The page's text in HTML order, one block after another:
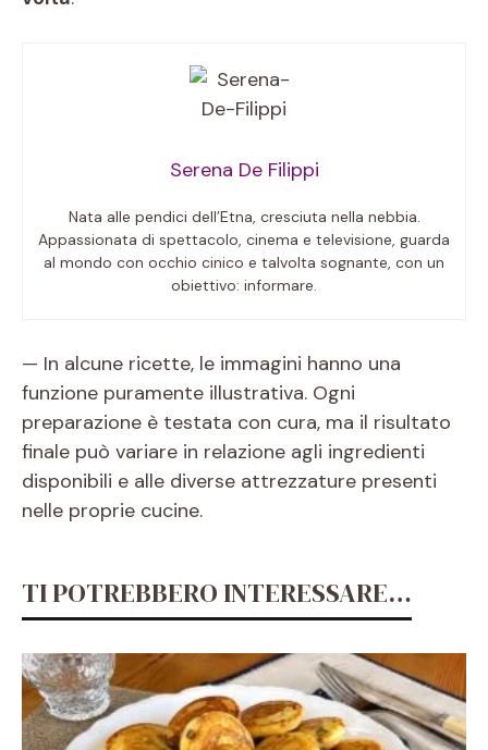
Serena De Filippi
Nata alle pendici dell’Etna, cresciuta nella nebbia.
Appassionata di spettacolo, cinema e televisione, guarda
al mondo con occhio cinico e talvolta sognante, con un
obiettivo: informare.
— In alcune ricette, le immagini hanno una
funzione puramente illustrativa. Ogni
preparazione è testata con cura, ma il risultato
finale può variare in relazione agli ingredienti
disponibili e alle diverse attrezzature presenti
nelle proprie cucine.
TI POTREBBERO INTERESSARE…